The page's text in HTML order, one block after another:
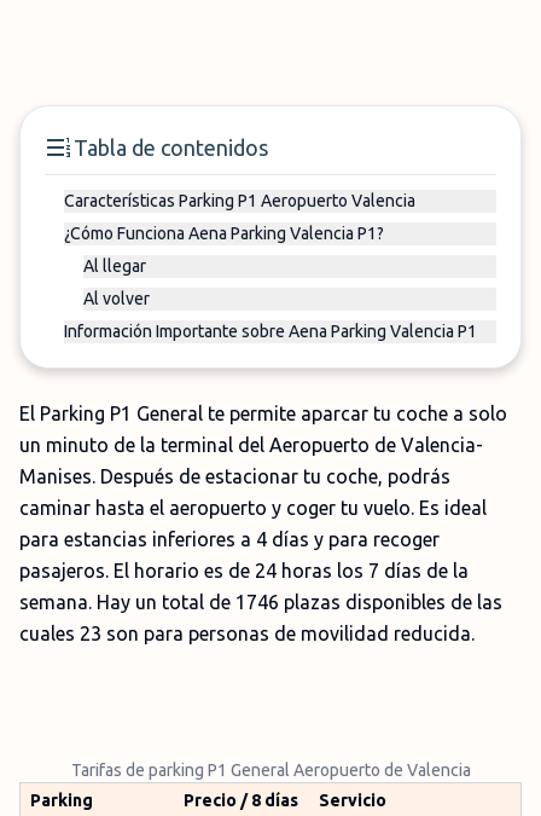
Tabla de contenidos
Características Parking P1 Aeropuerto Valencia
¿Cómo Funciona Aena Parking Valencia P1?
Al llegar
Al volver
Información Importante sobre Aena Parking Valencia P1
El Parking P1 General te permite aparcar tu coche a solo
un minuto de la terminal del Aeropuerto de Valencia-
Manises. Después de estacionar tu coche, podrás
caminar hasta el aeropuerto y coger tu vuelo. Es ideal
para estancias inferiores a 4 días y para recoger
pasajeros. El horario es de 24 horas los 7 días de la
semana. Hay un total de 1746 plazas disponibles de las
cuales 23 son para personas de movilidad reducida.
Tarifas de parking P1 General Aeropuerto de Valencia
Parking
Precio / 8 días Servicio